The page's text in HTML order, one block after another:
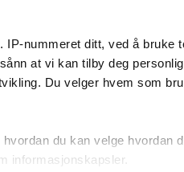
IP-nummeret ditt, ved å bruke
at vi kan tilby deg
Du velger hvem som
du kan velge hvordan
informasjonskapsler.
Navnet på kapittelet
som ofte er